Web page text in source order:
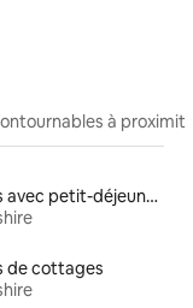
à
Locations avec petit-déjeuner
de cottages